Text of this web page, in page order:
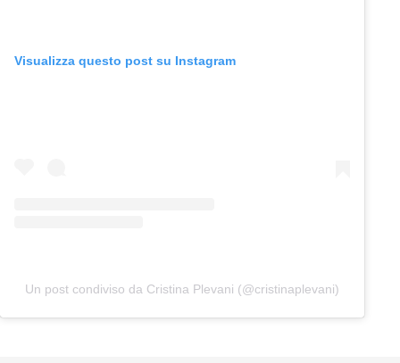
Visualizza questo post su Instagram
Un post condiviso da Cristina Plevani (@cristinaplevani)